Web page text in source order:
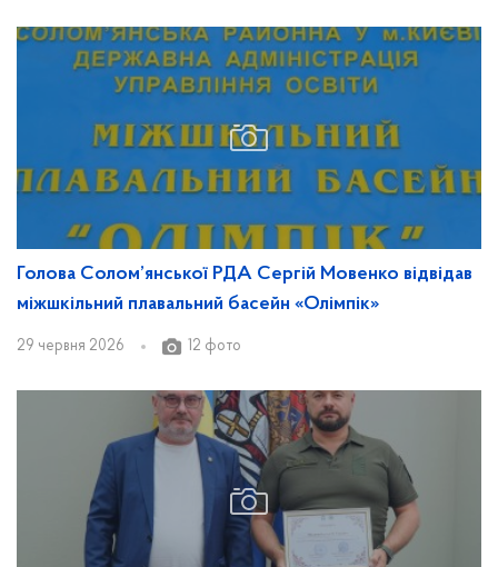
Голова Солом’янської РДА Сергій Мовенко відвідав
міжшкільний плавальний басейн «Олімпік»
29 червня 2026 12 фото